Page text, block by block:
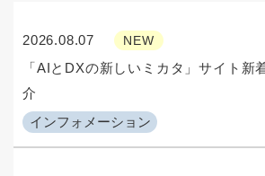
2026.08.07 NEW
インフォメーション
「AIとDXの新しいミカタ」サイト新
介